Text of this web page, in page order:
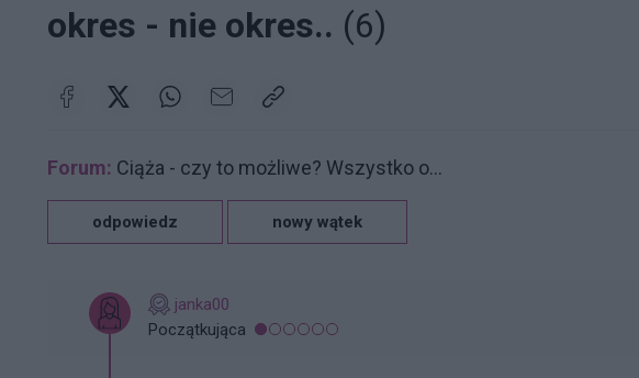
okres - nie okres.. (6)
Forum: Ciąża - czy to możliwe? Wszystko o...
odpowiedz nowy wątek
janka00
Początkująca